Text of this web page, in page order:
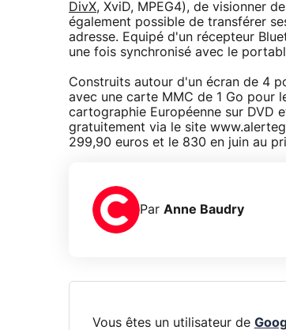
DivX, XviD, MPEG4), de visionner
également possible de transférer
adresse. Equipé d'un récepteur
une fois synchronisé avec le
Construits autour d'un écran de 4
avec une carte MMC de 1 Go pour
cartographie Européenne sur DVD
gratuitement via le site
299,90 euros et le 830 en juin au
Par Anne Baudry
Vous êtes un utilisateur de